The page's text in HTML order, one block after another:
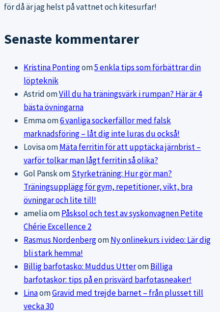
för då är jag helst på vattnet och kitesurfar!
Senaste kommentarer
Kristina Pontingom5 enkla tips som förbättrar din
löpteknik
AstridomVill du ha träningsvärk i rumpan? Här är 4
bästa övningarna
Emmaom6 vanliga sockerfällor med falsk
marknadsföring – låt dig inte luras du också!
LovisaomMäta ferritin för att upptäcka järnbrist –
varför tolkar man lågt ferritin så olika?
Gol PanskomStyrketräning: Hur gör man?
Träningsupplägg för gym, repetitioner, vikt, bra
övningar och lite till!
ameliaomPåsksol och test av syskonvagnen Petite
Chérie Excellence 2
Rasmus NordenbergomNy onlinekurs i video: Lär dig
bli stark hemma!
Billig barfotasko: Muddus UtteromBilliga
barfotaskor: tips på en prisvärd barfotasneaker!
LinaomGravid med trejde barnet – från plusset till
vecka 30